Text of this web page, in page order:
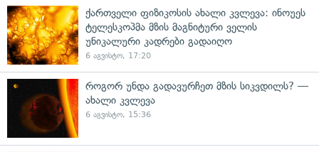
ქართველი ფიზიკოსის ახალი კვლევა: ინოუეს
ტელესკოპმა მზის მაგნიტური ველის
უნიკალური კადრები გადაიღო
6 აგვისტო, 17:20
როგორ უნდა გადავურჩეთ მზის სიკვდილს? —
ახალი კვლევა
6 აგვისტო, 15:36